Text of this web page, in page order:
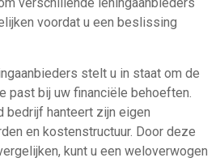
voordat u een beslissing
stelt u in staat om de
past bij uw financiële behoeften.
bedrijf hanteert zijn eigen
en kostenstructuur. Door deze
kunt u een weloverwogen